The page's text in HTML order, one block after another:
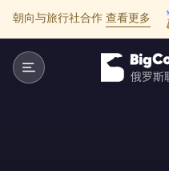
朝向与旅行社合作 查看更多